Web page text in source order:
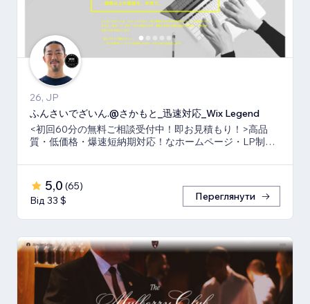
26, JP
ふんさいでざいん.@さかもと_迅速対応_Wix Legend
<初回60分の無料ご相談受付中！即お見積もり！>高品
質・低価格・爆速短納期対応！なホームページ・LP制作
5,0 (65)
Від 33 $
Переглянути